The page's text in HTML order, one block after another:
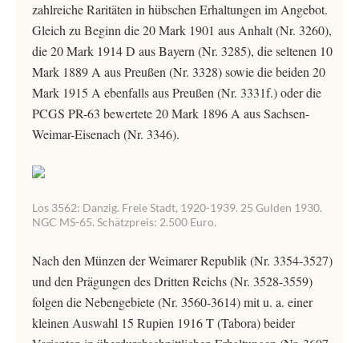
zahlreiche Raritäten in hübschen Erhaltungen im Angebot.
Gleich zu Beginn die 20 Mark 1901 aus Anhalt (Nr. 3260),
die 20 Mark 1914 D aus Bayern (Nr. 3285), die seltenen 10
Mark 1889 A aus Preußen (Nr. 3328) sowie die beiden 20
Mark 1915 A ebenfalls aus Preußen (Nr. 3331f.) oder die
PCGS PR-63 bewertete 20 Mark 1896 A aus Sachsen-
Weimar-Eisenach (Nr. 3346).
Los 3562: Danzig. Freie Stadt, 1920-1939. 25 Gulden 1930.
NGC MS-65. Schätzpreis: 2.500 Euro.
Nach den Münzen der Weimarer Republik (Nr. 3354-3527)
und den Prägungen des Dritten Reichs (Nr. 3528-3559)
folgen die Nebengebiete (Nr. 3560-3614) mit u. a. einer
kleinen Auswahl 15 Rupien 1916 T (Tabora) beider